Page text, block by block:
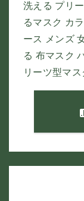
洗える プリ
るマスク カ
ース メンズ
る 布マスク
リーツ型マス